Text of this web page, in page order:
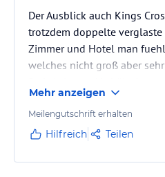
Der Ausblick auch Kings
trotzdem doppelte
Zimmer und Hotel man
welches nicht groß aber
Mehr anzeigen
Meilengutschrift erhalten
Hilfreich Teilen